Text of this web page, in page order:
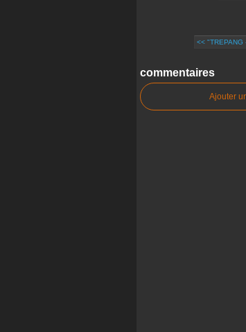
<< "TREPANG
commentaires
Ajouter